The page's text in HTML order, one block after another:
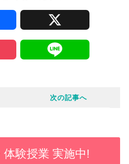
e
次の記事へ
体験授業 実施中!